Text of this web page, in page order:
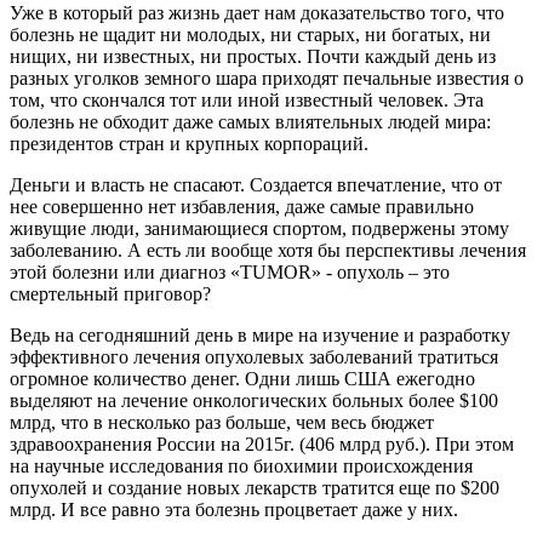
Уже в который раз жизнь дает нам доказательство того, что
болезнь не щадит ни молодых, ни старых, ни богатых, ни
нищих, ни известных, ни простых. Почти каждый день из
разных уголков земного шара приходят печальные известия о
том, что скончался тот или иной известный человек. Эта
болезнь не обходит даже самых влиятельных людей мира:
президентов стран и крупных корпораций.
Деньги и власть не спасают. Создается впечатление, что от
нее совершенно нет избавления, даже самые правильно
живущие люди, занимающиеся спортом, подвержены этому
заболеванию. А есть ли вообще хотя бы перспективы лечения
этой болезни или диагноз «TUMOR» - опухоль – это
смертельный приговор?
Ведь на сегодняшний день в мире на изучение и разработку
эффективного лечения опухолевых заболеваний тратиться
огромное количество денег. Одни лишь США ежегодно
выделяют на лечение онкологических больных более $100
млрд, что в несколько раз больше, чем весь бюджет
здравоохранения России на 2015г. (406 млрд руб.). При этом
на научные исследования по биохимии происхождения
опухолей и создание новых лекарств тратится еще по $200
млрд. И все равно эта болезнь процветает даже у них.